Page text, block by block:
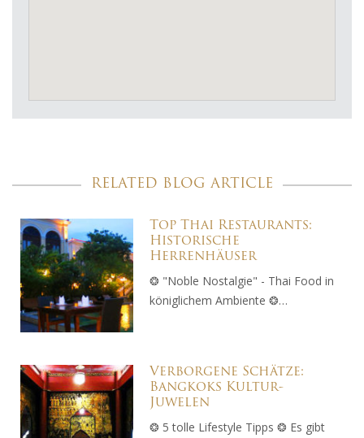
RELATED BLOG ARTICLE
Top Thai Restaurants:
Historische
Herrenhäuser
❂ "Noble Nostalgie" - Thai Food in
königlichem Ambiente ❂…
Verborgene Schätze:
Bangkoks Kultur-
Juwelen
❂ 5 tolle Lifestyle Tipps ❂ Es gibt